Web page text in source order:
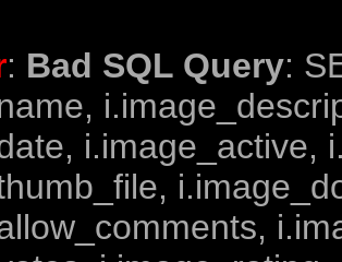
: Bad SQL Query:
i.image_active,